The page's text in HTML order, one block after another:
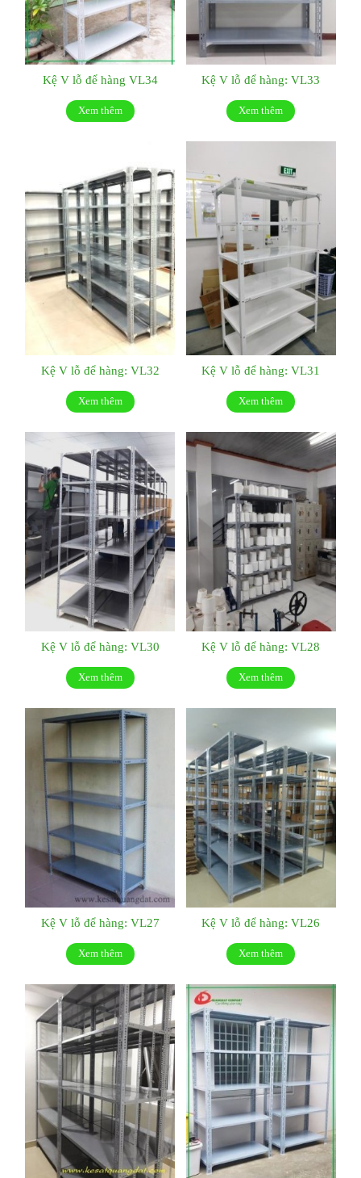
Kệ V lỗ để hàng VL34
Xem thêm
Kệ V lỗ để hàng: VL33
Xem thêm
Kệ V lỗ để hàng: VL32
Xem thêm
Kệ V lỗ để hàng: VL31
Xem thêm
Kệ V lỗ để hàng: VL30
Xem thêm
Kệ V lỗ để hàng: VL28
Xem thêm
Kệ V lỗ để hàng: VL27
Xem thêm
Kệ V lỗ để hàng: VL26
Xem thêm